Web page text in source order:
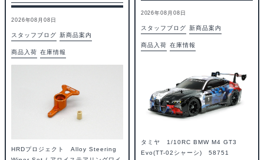
2026年08月08日
スタッフブログ 新商品案内
商品入荷 在庫情報
HRDプロジェクト Alloy Steering
2026年08月08日
スタッフブログ 新商品案内
商品入荷 在庫情報
タミヤ 1/10RC BMW M4 GT3
Evo(TT-02シャーシ) 58751